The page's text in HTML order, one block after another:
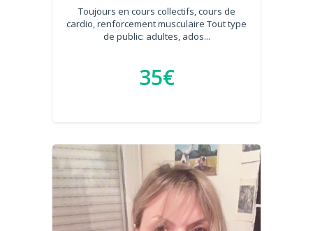
Toujours en cours collectifs, cours de
cardio, renforcement musculaire Tout type
de public: adultes, ados...
35€